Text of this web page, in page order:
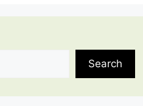
Search